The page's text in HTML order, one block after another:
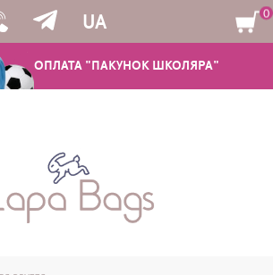
ОПЛАТА "ПАКУНОК ШКОЛЯРА"
UA
ТА РАНЦІ
0